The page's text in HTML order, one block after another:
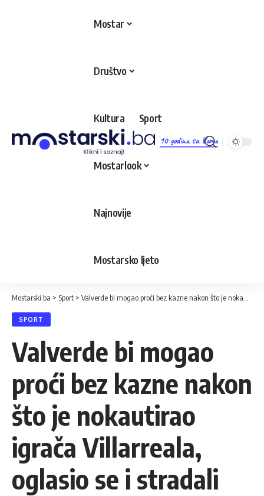
10 godina sa Vama
Mostar
Društvo
Kultura Sport
Mostarlook
Najnovije
Mostarsko ljeto
Mostarski.ba > Sport > Valverde bi mogao proći bez kazne nakon što je nokautirao igrača Villarreala, oglasio se i stradali
SPORT
Valverde bi mogao
proći bez kazne nakon
što je nokautirao
igrača Villarreala,
oglasio se i stradali